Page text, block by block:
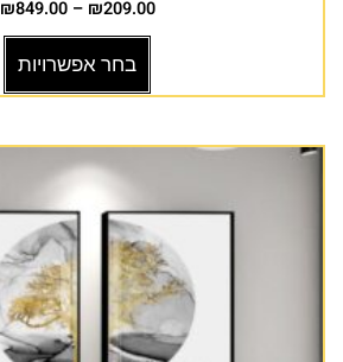
₪209.00
–
₪849.00
בחר אפשרויות